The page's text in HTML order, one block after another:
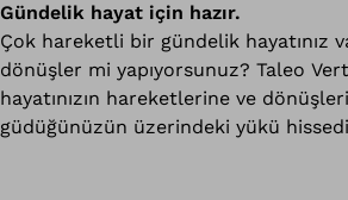
Gündelik hayat için hazır.
Çok hareketli bir gündelik hayatınız
dönüşler mi yapıyorsunuz? Taleo
hayatınızın hareketlerine ve
güdüğünüzün üzerindeki yükü